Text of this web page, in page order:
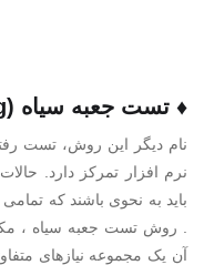
♦ تست جعبه سیاه (Black-Box Testing)
نام دیگر این روش، تست
نرم افزار تمرکز دارد.
باید به نحوی باشند که تمامی
. روش تست جعبه سیاه ،
آن یک مجموعه نیازهای